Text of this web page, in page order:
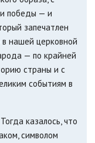
победы — и
запечатлен
нашей церковной
— по крайней
страны и с
событиям в
казалось, что
символом